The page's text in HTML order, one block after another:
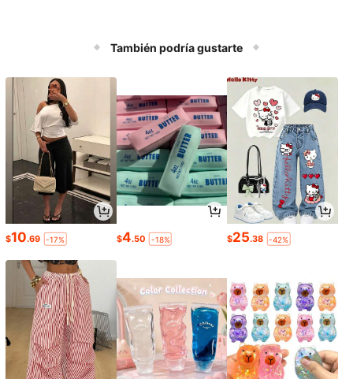
También podría gustarte
$10.69 -17% $4.50 -18% $25.38 -42%